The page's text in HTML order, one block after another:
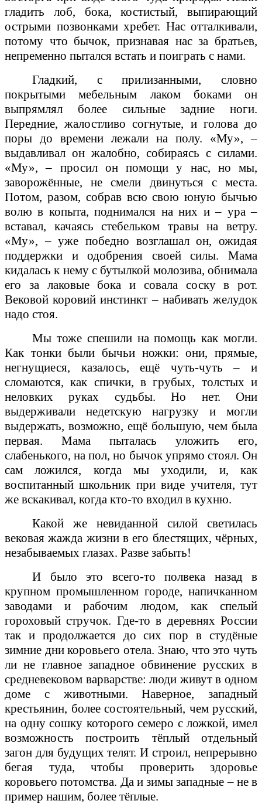
гладить лоб, бока, костистый, выпирающий
острыми позвонками хребет. Нас отталкивали,
потому что бычок, признавая нас за братьев,
непременно пытался встать и поиграть с нами.
Гладкий, с прилизанными, словно
покрытыми мебельным лаком боками он
выпрямлял более сильные задние ноги.
Передние, жалостливо согнутые, и голова до
поры до времени лежали на полу. «Му», –
выдавливал он жалобно, собираясь с силами.
«Му», – просил он помощи у нас, но мы,
заворожённые, не смели двинуться с места.
Потом, разом, собрав всю свою юную бычью
волю в копыта, поднимался на них и – ура –
вставал, качаясь стебельком травы на ветру.
«Му», – уже победно возглашал он, ожидая
поддержки и одобрения своей силы. Мама
кидалась к нему с бутылкой молозива, обнимала
его за лаковые бока и совала соску в рот.
Вековой коровий инстинкт – набивать желудок
надо стоя.
Мы тоже спешили на помощь как могли.
Как тонки были бычьи ножки: они, прямые,
негнущиеся, казалось, ещё чуть-чуть – и
сломаются, как спички, в грубых, толстых и
неловких руках судьбы. Но нет. Они
выдерживали недетскую нагрузку и могли
выдержать, возможно, ещё большую, чем была
первая. Мама пыталась уложить его,
слабенького, на пол, но бычок упрямо стоял. Он
сам ложился, когда мы уходили, и, как
воспитанный школьник при виде учителя, тут
же вскакивал, когда кто-то входил в кухню.
Какой же невиданной силой светилась
вековая жажда жизни в его блестящих, чёрных,
незабываемых глазах. Разве забыть!
И было это всего-то полвека назад в
крупном промышленном городе, напичканном
заводами и рабочим людом, как спелый
гороховый стручок. Где-то в деревнях России
так и продолжается до сих пор в студёные
зимние дни коровьего отела. Знаю, что это чуть
ли не главное западное обвинение русских в
средневековом варварстве: люди живут в одном
доме с животными. Наверное, западный
крестьянин, более состоятельный, чем русский,
на одну сошку которого семеро с ложкой, имел
возможность построить тёплый отдельный
загон для будущих телят. И строил, непрерывно
бегая туда, чтобы проверить здоровье
коровьего потомства. Да и зимы западные – не в
пример нашим, более тёплые.